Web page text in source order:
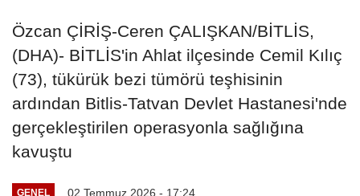
Özcan ÇİRİŞ-Ceren ÇALIŞKAN/BİTLİS,
(DHA)- BİTLİS'in Ahlat ilçesinde Cemil Kılıç
(73), tükürük bezi tümörü teşhisinin
ardından Bitlis-Tatvan Devlet Hastanesi'nde
gerçekleştirilen operasyonla sağlığına
kavuştu
GENEL 02 Temmuz 2026 - 17:24